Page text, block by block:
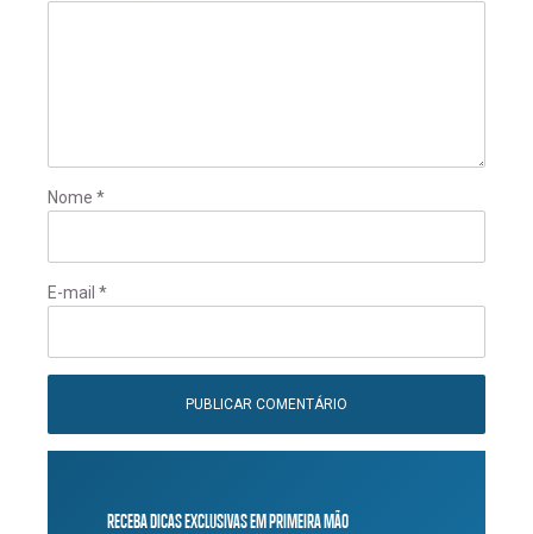
Nome *
E-mail *
RECEBA DICAS EXCLUSIVAS EM PRIMEIRA MÃO